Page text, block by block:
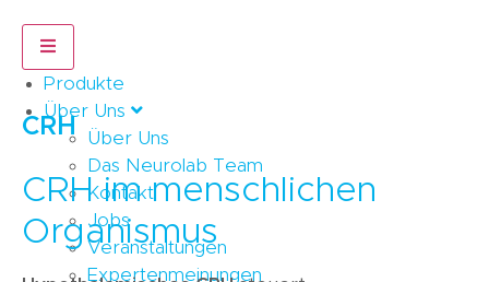
Produkte
Über Uns
Über Uns
Das Neurolab Team
Kontakt
Jobs
Veranstaltungen
Expertenmeinungen
Hamburger Toggle Menu
CRH
CRH im menschlichen
Organismus